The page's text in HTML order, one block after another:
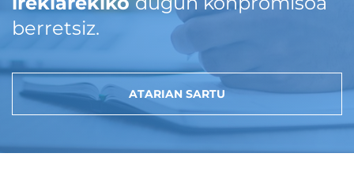
berretsiz.
ATARIAN SARTU